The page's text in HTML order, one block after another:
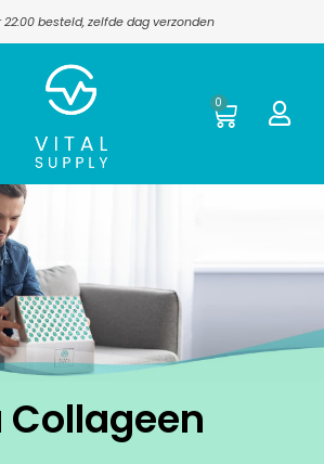
22:00 besteld, zelfde dag verzonden
0